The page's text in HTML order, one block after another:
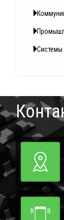
Системы